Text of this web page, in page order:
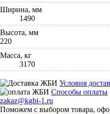
Ширина, мм
1490
Высота, мм
220
Масса, кг
3170
Условия
Способы оплаты
zakaz@kgbi-1.ru
Поможем с выбором товара,